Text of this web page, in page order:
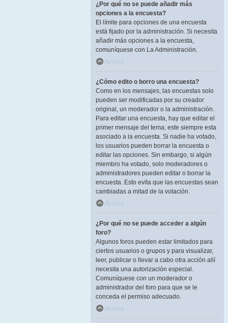
¿Por qué no se puede añadir más
opciones a la encuesta?
El límite para opciones de una encuesta
está fijado por la administración. Si necesita
añadir más opciones a la encuesta,
comuníquese con La Administración.
Arriba
¿Cómo edito o borro una encuesta?
Como en los mensajes, las encuestas solo
pueden ser modificadas por su creador
original, un moderador o la administración.
Para editar una encuesta, hay que editar el
primer mensaje del tema; este siempre esta
asociado a la encuesta. Si nadie ha votado,
los usuarios pueden borrar la encuesta o
editar las opciones. Sin embargo, si algún
miembro ha votado, solo moderadores o
administradores pueden editar o borrar la
encuesta. Esto evita que las encuestas sean
cambiadas a mitad de la votación.
Arriba
¿Por qué no se puede acceder a algún
foro?
Algunos foros pueden estar limitados para
ciertos usuarios o grupos y para visualizar,
leer, publicar o llevar a cabo otra acción allí
necesita una autorización especial.
Comuníquese con un moderador o
administrador del foro para que se le
conceda el permiso adecuado.
Arriba